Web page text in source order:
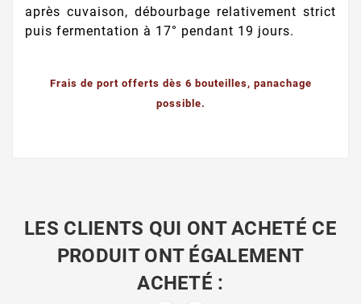
après cuvaison, débourbage relativement strict
puis fermentation à 17° pendant 19 jours.
Frais de port offerts dès 6 bouteilles, panachage
possible.
LES CLIENTS QUI ONT ACHETÉ CE
PRODUIT ONT ÉGALEMENT
ACHETÉ :